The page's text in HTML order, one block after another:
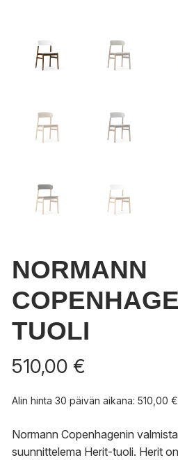
NORMANN
TUOLI
510,00 €
Alin hinta 30 päivän aikana: 510,00 €
Normann Copenhagenin
suunnittelema Herit-tuoli. Herit